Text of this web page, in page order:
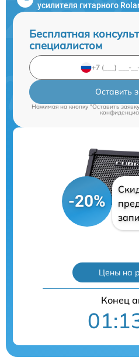
усилителя гитарного
Бесплатная
специалистом
Оставить
Нажимая на кнопку "Оставить
-20%
Цены на
Конец